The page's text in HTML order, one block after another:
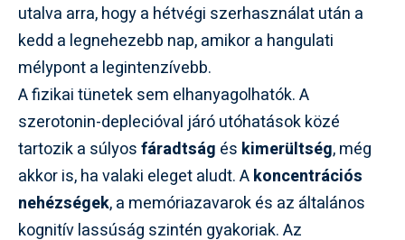
utalva arra, hogy a hétvégi szerhasználat után a
kedd a legnehezebb nap, amikor a hangulati
mélypont a legintenzívebb.
A fizikai tünetek sem elhanyagolhatók. A
szerotonin-deplecióval járó utóhatások közé
tartozik a súlyosfáradtság és kimerültség, még
akkor is, ha valaki eleget aludt. Akoncentrációs
nehézségek, a memóriazavarok és az általános
kognitív lassúság szintén gyakoriak. Az